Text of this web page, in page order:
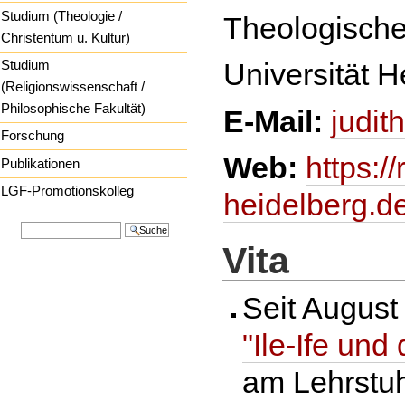
Studium (Theologie /
Christentum u. Kultur)
Studium
(Religionswissenschaft /
Philosophische Fakultät)
Forschung
Publikationen
LGF-Promotionskolleg
Website durchsuchen
Universität
E-Mail:
Web:
Vita
Seit
"Ile-Ife und
am